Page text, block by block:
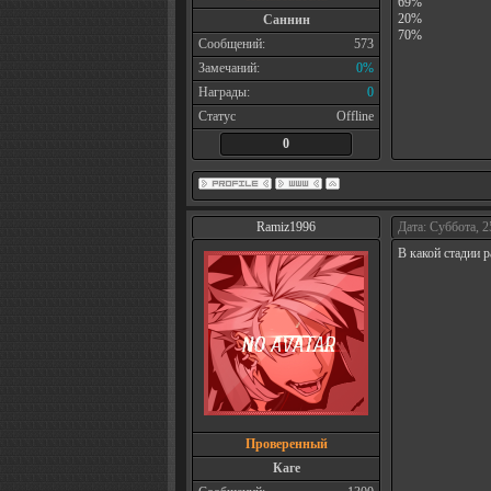
Саннин
Сообщений:
573
Замечаний:
0%
Награды:
0
Статус
Offline
0
20%
70%
Ramiz1996
Проверенный
Каге
Дата: Суббота,
В какой стадии